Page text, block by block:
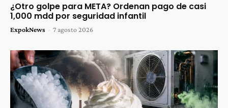
¿Otro golpe para META? Ordenan pago de casi
1,000 mdd por seguridad infantil
ExpokNews - 7 agosto 2026